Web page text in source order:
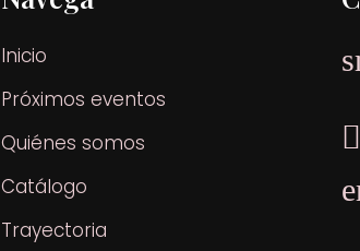
Inicio
Próximos eventos
Quiénes somos
Catálogo
Trayectoria